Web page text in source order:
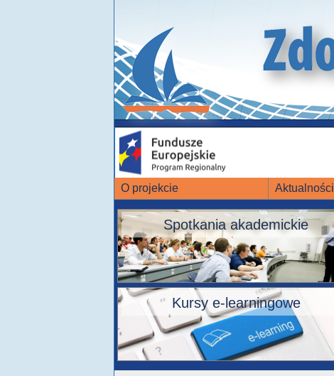
O projekcie Aktualności
Spotkania akademickie
Kursy e-learningowe